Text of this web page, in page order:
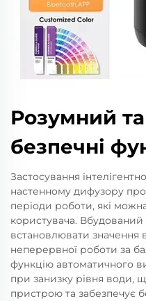
Розумний
безпечні
Застосування
настенному дифузору
періоди роботи, які
користувача.
встановлювати значення
неперервної роботи за
функцію автоматичного
при занизку рівня води,
пристрою та забезпечує